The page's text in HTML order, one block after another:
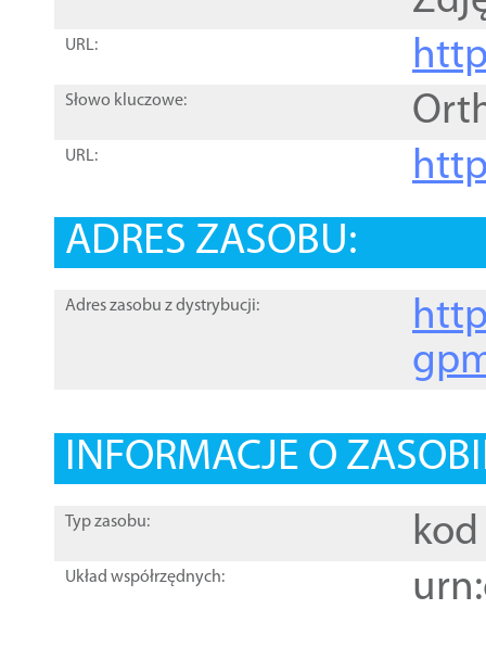
URL:
Słowo kluczowe:
URL:
ADRES ZASOBU:
Adres zasobu z dystrybucji:
INFORMACJE O
Typ zasobu: kod
Układ współrzędnych: